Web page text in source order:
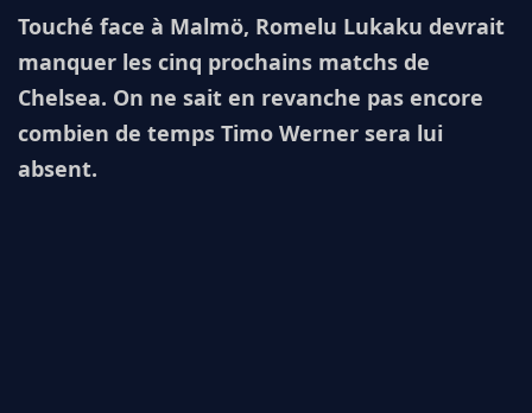
Touché face à Malmö, Romelu Lukaku devrait
manquer les cinq prochains matchs de
Chelsea. On ne sait en revanche pas encore
combien de temps Timo Werner sera lui
absent.